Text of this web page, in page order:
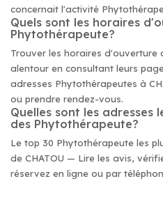
concernait l'activité
Quels sont les horaires
Phytothérapeute?
Trouver les horaires d'ouverture
alentour en consultant leurs
adresses Phytothérapeutes à
ou prendre rendez-vous.
Quelles sont les adresses
des Phytothérapeute?
Le top 30 Phytothérapeute les
de CHATOU — Lire les avis,
réservez en ligne ou par